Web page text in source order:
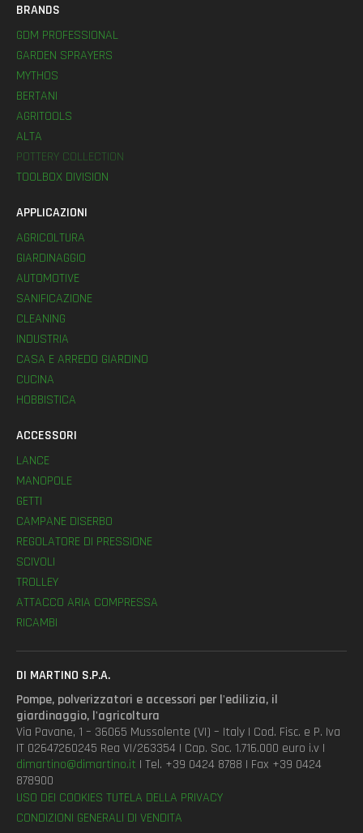
BRANDS
GDM PROFESSIONAL
GARDEN SPRAYERS
MYTHOS
BERTANI
AGRITOOLS
ALTA
POTTERY COLLECTION
TOOLBOX DIVISION
APPLICAZIONI
AGRICOLTURA
GIARDINAGGIO
AUTOMOTIVE
SANIFICAZIONE
CLEANING
INDUSTRIA
CASA E ARREDO GIARDINO
CUCINA
HOBBISTICA
ACCESSORI
LANCE
MANOPOLE
GETTI
CAMPANE DISERBO
REGOLATORE DI PRESSIONE
SCIVOLI
TROLLEY
ATTACCO ARIA COMPRESSA
RICAMBI
DI MARTINO S.P.A.
Pompe, polverizzatori e accessori per l'edilizia, il
giardinaggio, l'agricoltura
Via Pavane, 1 – 36065 Mussolente (VI) – Italy | Cod. Fisc. e P. Iva
IT 02647260245 Rea VI/263354 | Cap. Soc. 1.716.000 euro i.v |
dimartino@dimartino.it | Tel. +39 0424 8788 | Fax +39 0424
878900
USO DEI COOKIES TUTELA DELLA PRIVACY
CONDIZIONI GENERALI DI VENDITA